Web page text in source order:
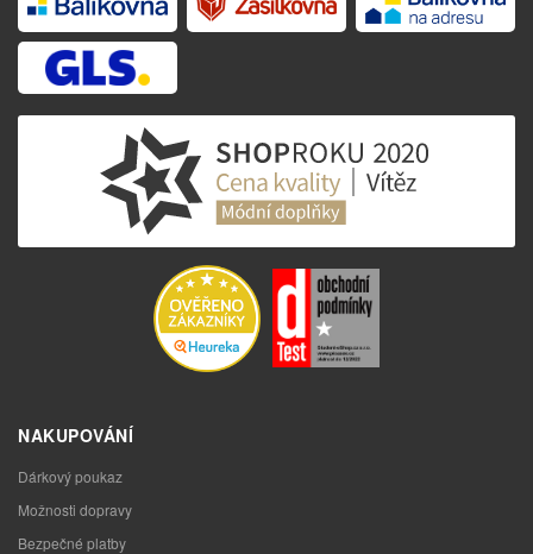
NAKUPOVÁNÍ
Dárkový poukaz
Možnosti dopravy
Bezpečné platby